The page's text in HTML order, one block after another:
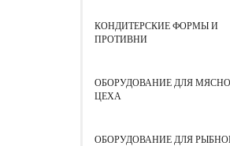
КОНДИТЕРСКИЕ ФОРМЫ И
ПРОТИВНИ
ОБОРУДОВАНИЕ ДЛЯ
ЦЕХА
ОБОРУДОВАНИЕ ДЛЯ